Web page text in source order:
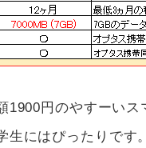
1900円のやすーい
生にはぴったりで